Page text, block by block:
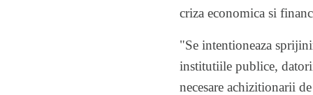
criza economica si
"Se intentioneaza
institutiile publice,
necesare achizitionarii